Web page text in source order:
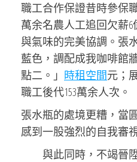
職工合作保證昔時參保
萬余名農人工追回欠薪
與氣味的完美協調。張
藍色，調配成我咖啡館
點二。」 時租空間元；
職工後代153萬余人次。
張水瓶的處境更糟，當
感到一股強烈的自我審
與此同時，不竭晉